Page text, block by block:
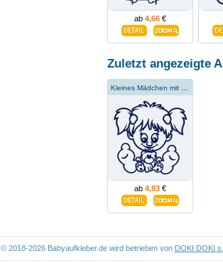
ab 4,66€
Zuletzt angezeigte
Kleines Mädchen mit Plüschtier
ab 4,93€
© 2018-2026 Babyaufkleber.de wird betrieben von DOKI DOKI